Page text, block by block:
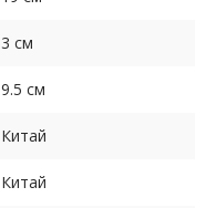
3 см
9.5 см
Китай
Китай